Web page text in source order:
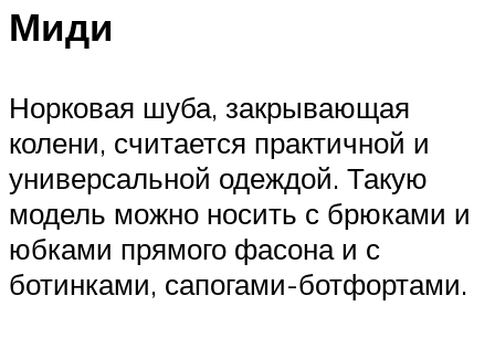
Миди
Норковая шуба, закрывающая
колени, считается практичной и
универсальной одеждой. Такую
модель можно носить с брюками и
юбками прямого фасона и с
ботинками, сапогами-ботфортами.